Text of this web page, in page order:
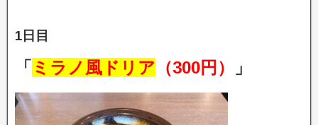
1日目
「 ミラノ風ドリア （300円） 」